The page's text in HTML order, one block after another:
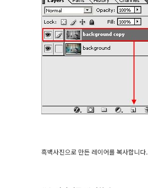
흑백사진으로 만든 레이어를 복사합니다.